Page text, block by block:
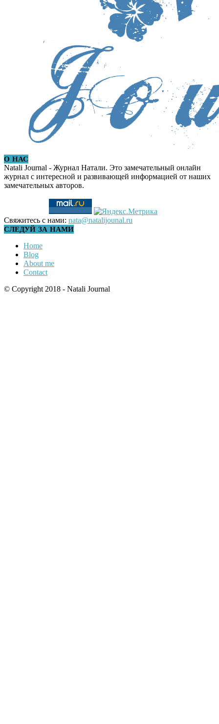
О НАС
Natali Journal - Журнал Натали. Это замечательный онлайн
журнал с интересной и развивающей информацией от наших
замечательных авторов.
Свяжитесь с нами: nata@natalijounal.ru
СЛЕДУЙ ЗА НАМИ
Home
Blog
About me
Contact
© Copyright 2018 - Natali Journal